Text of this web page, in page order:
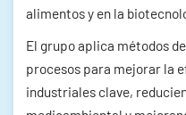
alimentos y en la
El grupo aplica métodos
procesos para mejorar la
industriales clave,